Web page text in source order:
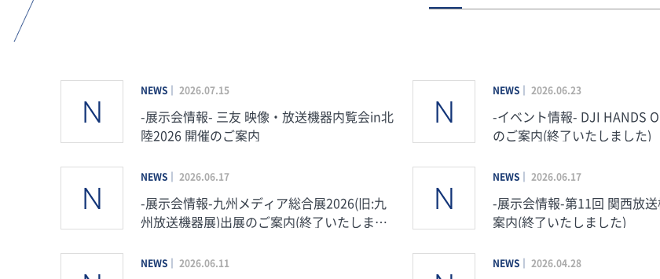
NEWS 2026.07.15
-展示会情報- 三友 映像・放送機器内覧会in北
陸2026 開催のご案内
NEWS 2026.06.23
-イベント情報- DJI HANDS ON EVENT 開催
のご案内(終了いたしました)
NEWS 2026.06.17
-展示会情報-九州メディア総合展2026(旧:九
州放送機器展)出展のご案内(終了いたしまし
NEWS 2026.06.17
-展示会情報-第11回 関西放
案内(終了いたしました)
NEWS 2026.06.11 NEWS 2026.04.28